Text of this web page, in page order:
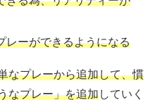
レーができるようになる
なプレーから追加して、慣
なプレー」を追加していく